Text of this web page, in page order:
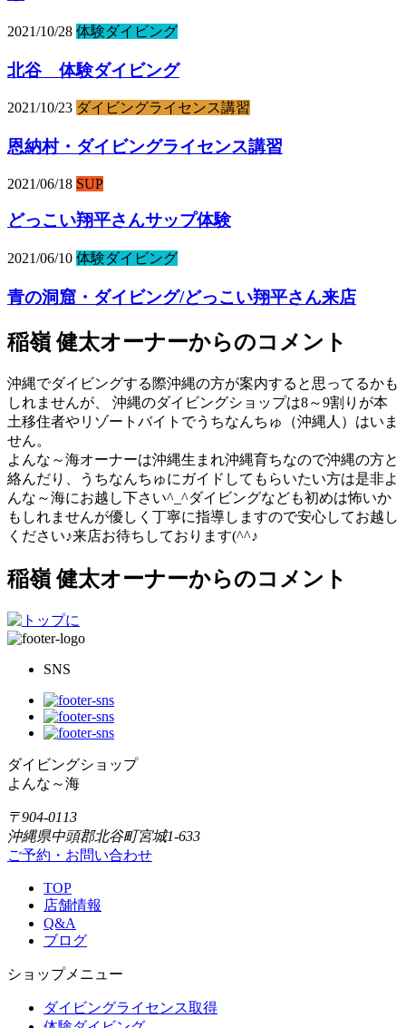
2021/10/28 体験ダイビング
北谷 体験ダイビング
2021/10/23 ダイビングライセンス講習
恩納村・ダイビングライセンス講習
2021/06/18 SUP
どっこい翔平さんサップ体験
2021/06/10 体験ダイビング
青の洞窟・ダイビング/どっこい翔平さん来店
稲嶺 健太オーナーからのコメント
沖縄でダイビングする際沖縄の方が案内すると思ってるかも
しれませんが、 沖縄のダイビングショップは8～9割りが本
土移住者やリゾートバイトでうちなんちゅ（沖縄人）はいま
せん。
よんな～海オーナーは沖縄生まれ沖縄育ちなので沖縄の方と
絡んだり、うちなんちゅにガイドしてもらいたい方は是非よ
んな～海にお越し下さい^_^ダイビングなども初めは怖いか
もしれませんが優しく丁寧に指導しますので安心してお越し
ください♪来店お待ちしております(^^♪
稲嶺 健太オーナーからのコメント
SNS
ダイビングショップ
よんな～海
〒904-0113
沖縄県中頭郡北谷町宮城1-633
ご予約・お問い合わせ
TOP
店舗情報
Q&A
ブログ
ショップメニュー
ダイビングライセンス取得